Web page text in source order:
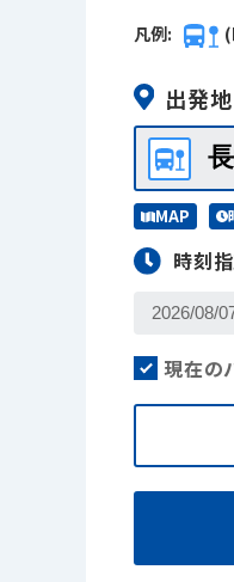
凡例:
出発地
MAP
時刻
現在の